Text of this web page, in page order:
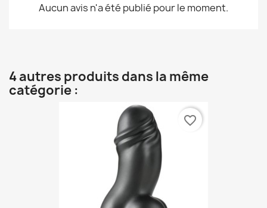
Aucun avis n'a été publié pour le moment.
4 autres produits dans la même
catégorie :
favorite_border